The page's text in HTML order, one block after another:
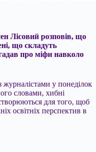
Лісовий розповів, що
що складуть
про міфи навколо
у понеділок
словами, хибні
для того, щоб
освітніх перспектив в